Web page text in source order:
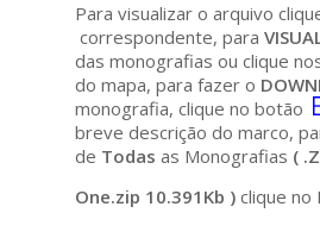
Para visualizar o arquivo
correspondente, para
das monografias ou clique
do mapa, para fazer o
monografia, clique no botão
breve descrição do marco,
de Todas as Monografias (
One.zip 10.391Kb ) clique no